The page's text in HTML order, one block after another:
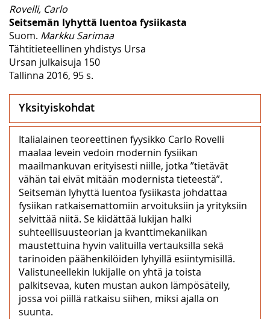
Rovelli, Carlo
Seitsemän lyhyttä luentoa fysiikasta
Suom. Markku Sarimaa
Tähtitieteellinen yhdistys Ursa
Ursan julkaisuja 150
Tallinna 2016, 95 s.
Yksityiskohdat
Italialainen teoreettinen fyysikko Carlo Rovelli
maalaa levein vedoin modernin fysiikan
maailmankuvan erityisesti niille, jotka ”tietävät
vähän tai eivät mitään modernista tieteestä”.
Seitsemän lyhyttä luentoa fysiikasta johdattaa
fysiikan ratkaisemattomiin arvoituksiin ja yrityksiin
selvittää niitä. Se kiidättää lukijan halki
suhteellisuusteorian ja kvanttimekaniikan
maustettuina hyvin valituilla vertauksilla sekä
tarinoiden päähenkilöiden lyhyillä esiintymisillä.
Valistuneellekin lukijalle on yhtä ja toista
palkitsevaa, kuten mustan aukon lämpösäteily,
jossa voi piillä ratkaisu siihen, miksi ajalla on
suunta.